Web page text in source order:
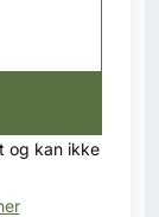
og kan ikke